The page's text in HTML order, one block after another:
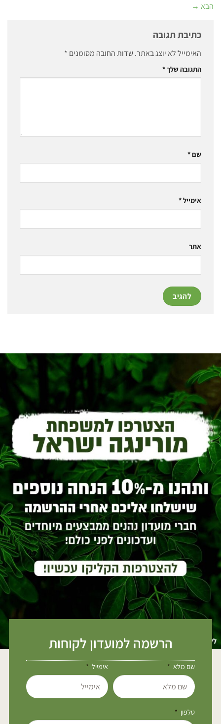
הבא →
כתיבת תגובה
האימייל לא יוצג באתר.שדות החובה מסומנים *
התגובה שלך*
שם*
אימייל*
אתר
הרשמה למועדון לקוחות
שם מלא אימייל
טלפון